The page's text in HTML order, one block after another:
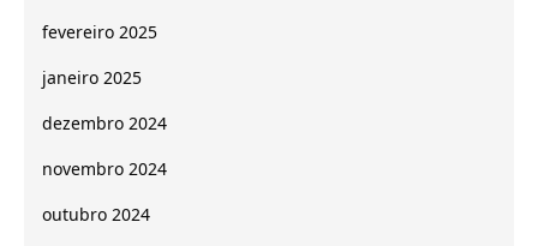
fevereiro 2025
janeiro 2025
dezembro 2024
novembro 2024
outubro 2024